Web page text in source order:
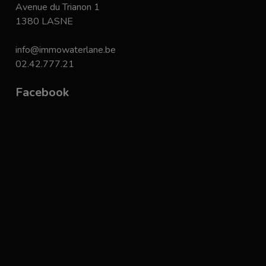
Avenue du Trianon 1
1380 LASNE
info@immowaterlane.be
02.42.777.21
Facebook